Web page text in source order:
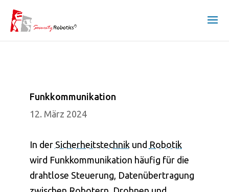
Funkkommunikation
12. März 2024
In der Sicherheitstechnikund Robotik
wird Funkkommunikation häufig für die
drahtlose Steuerung, Datenübertragung